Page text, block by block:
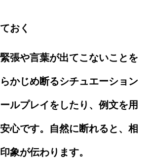
おく
張や言葉が出てこないことを
かじめ断るシチュエーション
ルプレイをしたり、例文を用
心です。自然に断れると、相
象が伝わります。